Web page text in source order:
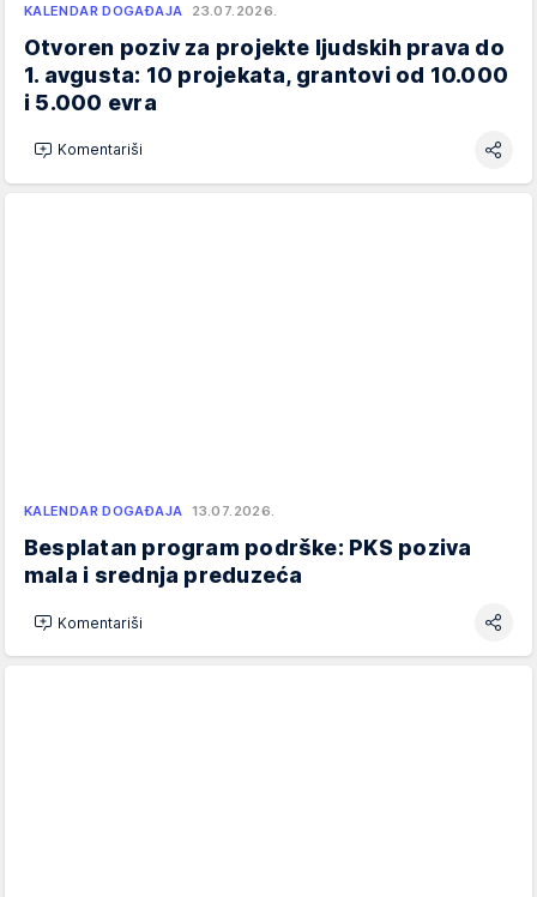
KALENDAR DOGAĐAJA 23.07.2026.
Otvoren poziv za projekte ljudskih prava do
1. avgusta: 10 projekata, grantovi od 10.000
i 5.000 evra
Komentariši
KALENDAR DOGAĐAJA 13.07.2026.
Besplatan program podrške: PKS poziva
mala i srednja preduzeća
Komentariši